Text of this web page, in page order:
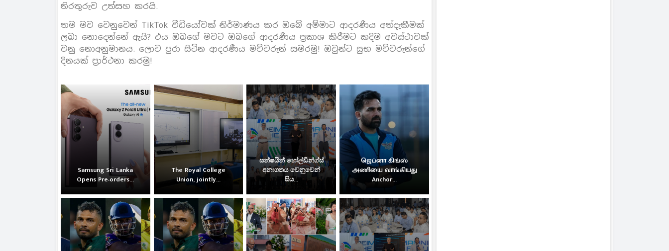
නිරතුරුව උත්සහ කරයි.
තම මව වෙනුවෙන් TikTok වීඩියෝවක් නිර්මාණය කර ඔබේ අම්මාට ආදරණීය අත්දැකීමක්
ලබා නොදෙන්නේ ඇයි? එය ඔබගේ මවට ඔබගේ ආදරණීය ප‍්‍රකාශ කිරීමට කදිම අවස්ථාවක්
වනු නොඅනුමානය. ලොව පුරා සිටින ආදරණීය මව්වරුන් සමරමු! ඔවුන්ට සුභ මව්වරුන්ගේ
දිනයක් ප‍්‍රාර්ථනා කරමු!
Samsung Sri Lanka
Opens Pre-orders...
The Royal College
Union, jointly...
සන්ෂයින් හෝල්ඩින්ග්ස්
අනාගතය වෙනුවෙන්
සිය...
ஜெப்னா கிங்ஸ்
அணியை வாங்கியது
Anchor...